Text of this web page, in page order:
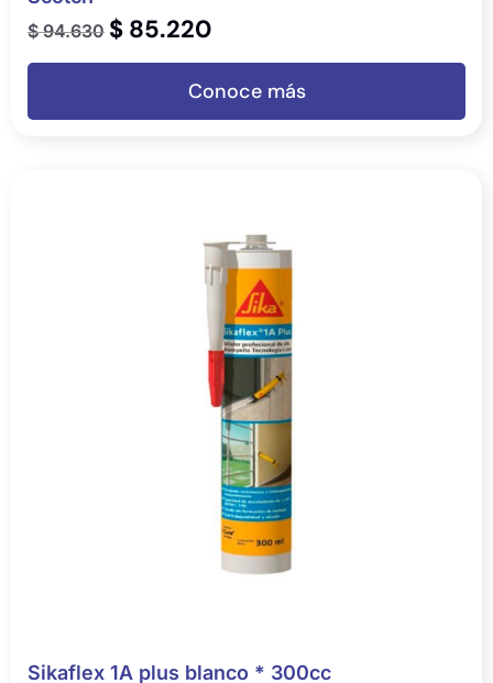
$94.630 $ 85.220
Conoce más
Sikaflex 1A plus blanco * 300cc